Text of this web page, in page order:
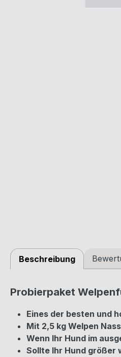
Beschreibung
Probierpaket
Eines der besten und
Mit 2,5 kg Welpen
Wenn Ihr Hund im
Sollte Ihr Hund größer